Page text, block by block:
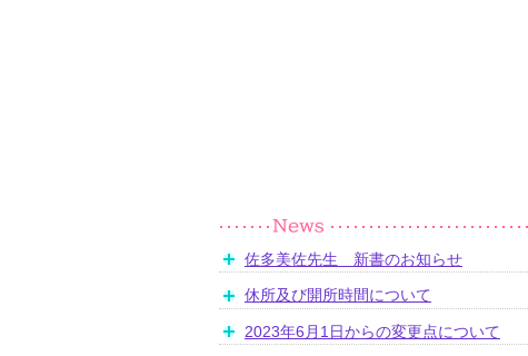
佐多美佐先生 新書のお知らせ
休所及び開所時間について
2023年6月1日からの変更点について